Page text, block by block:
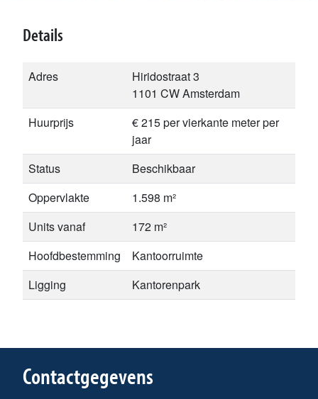
Details
Adres
Hiridostraat 3
1101 CW Amsterdam
Huurprijs
€ 215 per vierkante meter per
jaar
Status
Beschikbaar
Oppervlakte
1.598 m²
Units vanaf
172 m²
Hoofdbestemming
Kantoorruimte
Ligging
Kantorenpark
Contactgegevens